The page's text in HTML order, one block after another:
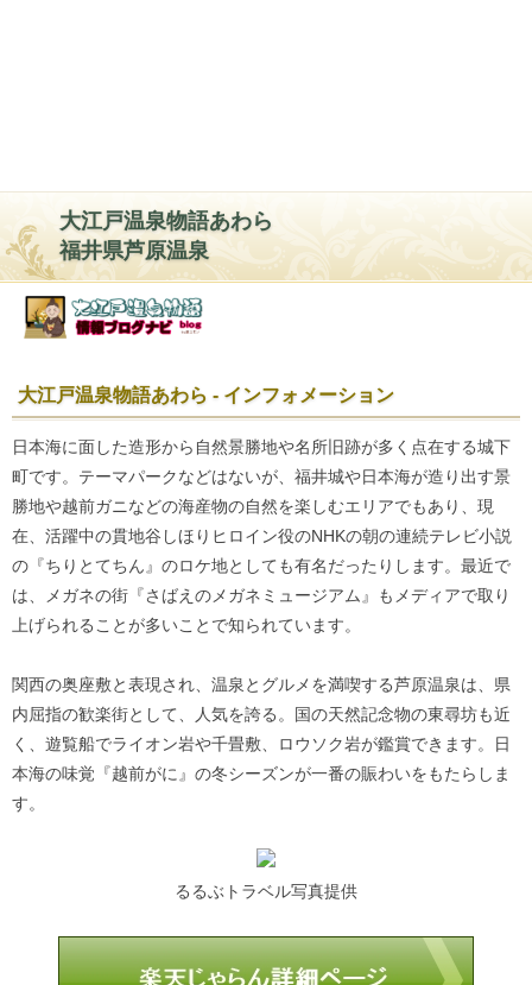
大江戸温泉物語あわら
福井県芦原温泉
大江戸温泉物語あわら - インフォメーション
日本海に面した造形から自然景勝地や名所旧跡が多く点在する城下
町です。テーマパークなどはないが、福井城や日本海が造り出す景
勝地や越前ガニなどの海産物の自然を楽しむエリアでもあり、現
在、活躍中の貫地谷しほりヒロイン役のNHKの朝の連続テレビ小説
の『ちりとてちん』のロケ地としても有名だったりします。最近で
は、メガネの街『さばえのメガネミュージアム』もメディアで取り
上げられることが多いことで知られています。
関西の奥座敷と表現され、温泉とグルメを満喫する芦原温泉は、県
内屈指の歓楽街として、人気を誇る。国の天然記念物の東尋坊も近
く、遊覧船でライオン岩や千畳敷、ロウソク岩が鑑賞できます。日
本海の味覚『越前がに』の冬シーズンが一番の賑わいをもたらしま
す。
るるぶトラベル写真提供